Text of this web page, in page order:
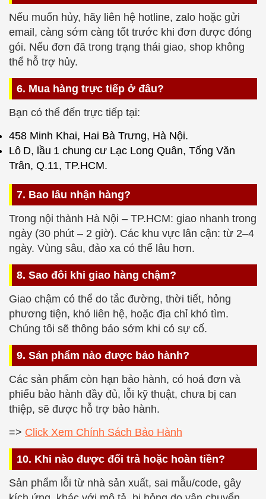
Nếu muốn hủy, hãy liên hệ hotline, zalo hoặc gửi
email, càng sớm càng tốt trước khi đơn được đóng
gói. Nếu đơn đã trong trạng thái giao, shop không
thể hỗ trợ hủy.
6. Mua hàng trực tiếp ở đâu?
Bạn có thể đến trực tiếp tại:
458 Minh Khai, Hai Bà Trưng, Hà Nội.
Lô D, lầu 1 chung cư Lạc Long Quân, Tống Văn
Trân, Q.11, TP.HCM.
7. Bao lâu nhận hàng?
Trong nội thành Hà Nội – TP.HCM: giao nhanh trong
ngày (30 phút – 2 giờ). Các khu vực lân cận: từ 2–4
ngày. Vùng sâu, đảo xa có thể lâu hơn.
8. Sao đôi khi giao hàng chậm?
Giao chậm có thể do tắc đường, thời tiết, hỏng
phương tiện, khó liên hệ, hoặc địa chỉ khó tìm.
Chúng tôi sẽ thông báo sớm khi có sự cố.
9. Sản phẩm nào được bảo hành?
Các sản phẩm còn hạn bảo hành, có hoá đơn và
phiếu bảo hành đầy đủ, lỗi kỹ thuật, chưa bị can
thiệp, sẽ được hỗ trợ bảo hành.
=> Click Xem Chính Sách Bảo Hành
10. Khi nào được đổi trả hoặc hoàn tiền?
Sản phẩm lỗi từ nhà sản xuất, sai mẫu/code, gây